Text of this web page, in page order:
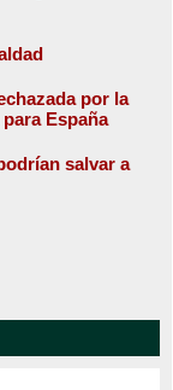
por la
España
salvar a